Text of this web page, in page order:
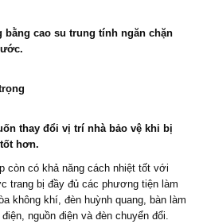
cao su trung tính ngăn chặn
thay đổi vị trí nhà bảo vệ khi bị
hơn.
còn có khả năng cách nhiệt tốt với
trang bị đầy đủ các phương tiện làm
không khí, đèn huỳnh quang, bàn làm
nguồn điện và đèn chuyển đổi.